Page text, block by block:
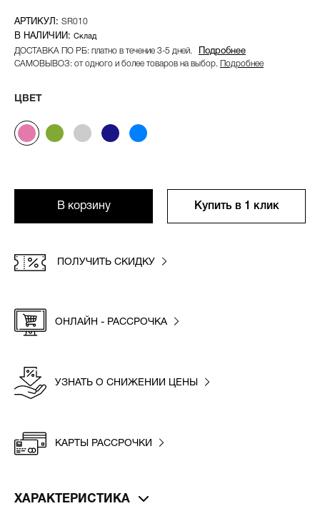
SR010
Склад
ДОСТАВКА ПО РБ: платно в течение 3-5 дней. Подробнее
САМОВЫВОЗ: от одного и более товаров на выбор. Подробнее
ЦВЕТ
В корзину Купить в 1 клик
ПОЛУЧИТЬ СКИДКУ
ОНЛАЙН - РАССРОЧКА
УЗНАТЬ О СНИЖЕНИИ ЦЕНЫ
КАРТЫ РАССРОЧКИ
ХАРАКТЕРИСТИКА